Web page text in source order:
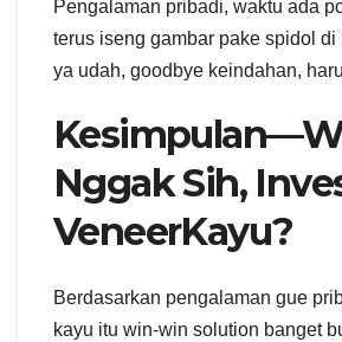
Pengalaman pribadi, waktu ada
terus iseng gambar pake spidol
ya udah, goodbye keindahan,
Nggak Sih,
VeneerKayu?
Berdasarkan pengalaman gue
kayu itu win-win solution banget